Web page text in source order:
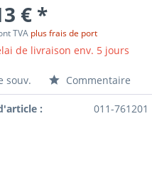
€ *
TVA plus frais de port
de livraison env. 5 jours
souv. Commentaire
: 011-761201